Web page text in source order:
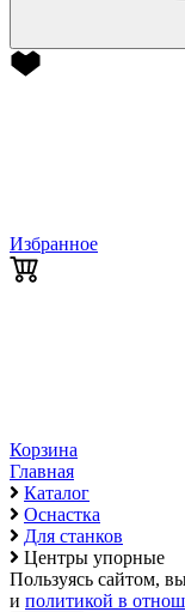
Избранное
Корзина
Главная
Каталог
Оснастка
Для станков
Центры упорные
Пользуясь сайтом,
и политикой в